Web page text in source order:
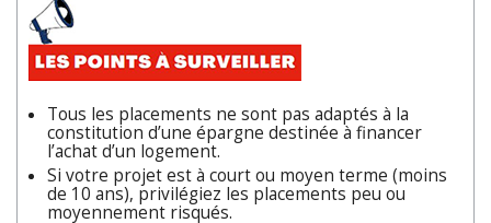
Tous les placements ne sont pas adaptés à la
constitution d’une épargne destinée à financer
l’achat d’un logement.
Si votre projet est à court ou moyen terme (moins
de 10 ans), privilégiez les placements peu ou
moyennement risqués.